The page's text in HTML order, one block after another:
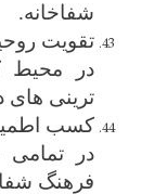
شفاخانه.
تقویت
در محیط
ترینی های
کسب
در تمامی
فرهنگ